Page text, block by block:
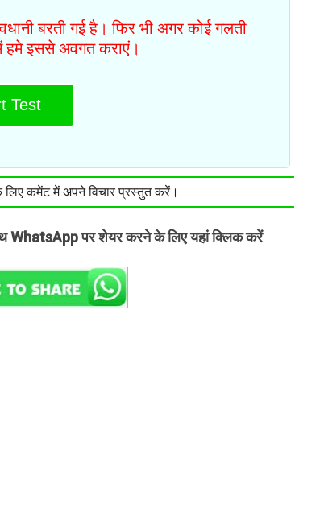
बरती गई है। फिर भी अगर कोई गलती
हमे इससे अवगत कराएं।
Test
कमेंट में अपने विचार प्रस्तुत करें।
WhatsApp पर शेयर करने के लिए यहां क्लिक करें